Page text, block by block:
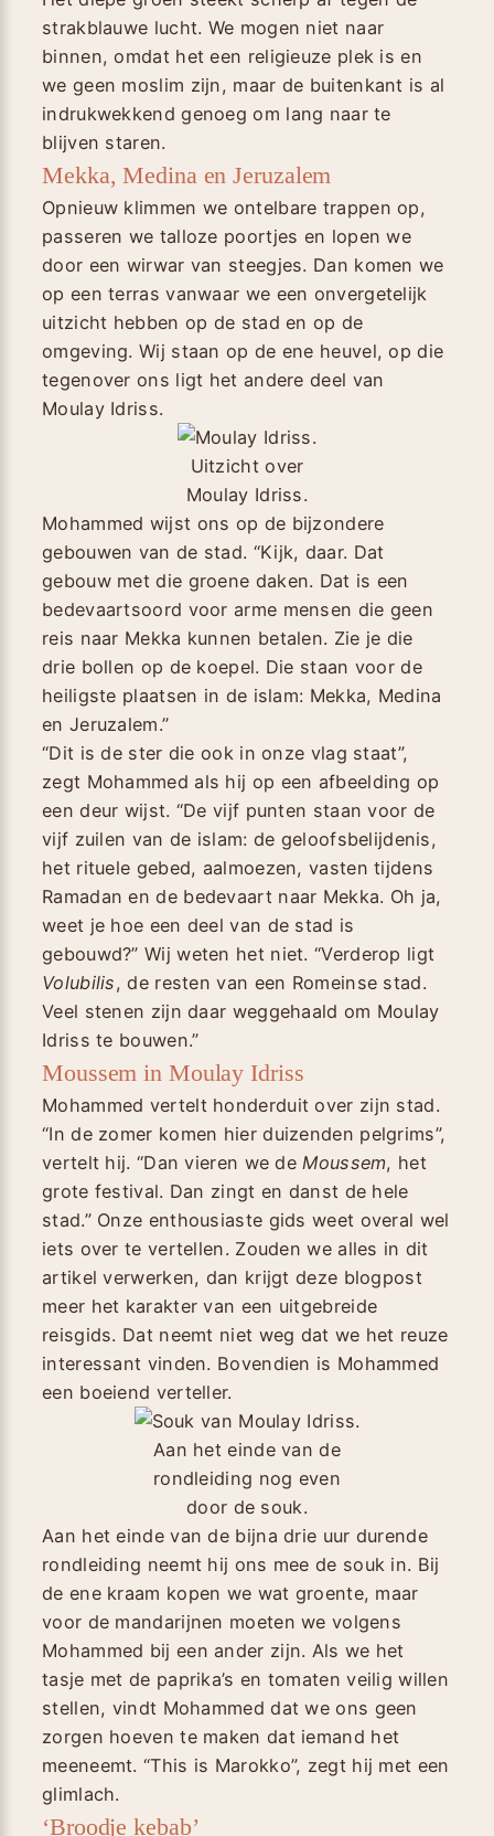
strakblauwe lucht. We mogen niet naar
binnen, omdat het een religieuze plek is en
we geen moslim zijn, maar de buitenkant is al
indrukwekkend genoeg om lang naar te
blijven staren.
Mekka, Medina en Jeruzalem
Opnieuw klimmen we ontelbare trappen op,
passeren we talloze poortjes en lopen we
door een wirwar van steegjes. Dan komen we
op een terras vanwaar we een onvergetelijk
uitzicht hebben op de stad en op de
omgeving. Wij staan op de ene heuvel, op die
tegenover ons ligt het andere deel van
Moulay Idriss.
Uitzicht over
Moulay Idriss.
Mohammed wijst ons op de bijzondere
gebouwen van de stad. “Kijk, daar. Dat
gebouw met die groene daken. Dat is een
bedevaartsoord voor arme mensen die geen
reis naar Mekka kunnen betalen. Zie je die
drie bollen op de koepel. Die staan voor de
heiligste plaatsen in de islam: Mekka, Medina
en Jeruzalem.”
“Dit is de ster die ook in onze vlag staat”,
zegt Mohammed als hij op een afbeelding op
een deur wijst. “De vijf punten staan voor de
vijf zuilen van de islam: de geloofsbelijdenis,
het rituele gebed, aalmoezen, vasten tijdens
Ramadan en de bedevaart naar Mekka. Oh ja,
weet je hoe een deel van de stad is
gebouwd?” Wij weten het niet. “Verderop ligt
Volubilis, de resten van een Romeinse stad.
Veel stenen zijn daar weggehaald om Moulay
Idriss te bouwen.”
Moussem in Moulay Idriss
Mohammed vertelt honderduit over zijn stad.
“In de zomer komen hier duizenden pelgrims”,
vertelt hij. “Dan vieren we de Moussem, het
grote festival. Dan zingt en danst de hele
stad.” Onze enthousiaste gids weet overal wel
iets over te vertellen. Zouden we alles in dit
artikel verwerken, dan krijgt deze blogpost
meer het karakter van een uitgebreide
reisgids. Dat neemt niet weg dat we het reuze
interessant vinden. Bovendien is Mohammed
een boeiend verteller.
Aan het einde van de
rondleiding nog even
door de souk.
Aan het einde van de bijna drie uur durende
rondleiding neemt hij ons mee de souk in. Bij
de ene kraam kopen we wat groente, maar
voor de mandarijnen moeten we volgens
Mohammed bij een ander zijn. Als we het
tasje met de paprika’s en tomaten veilig willen
stellen, vindt Mohammed dat we ons geen
zorgen hoeven te maken dat iemand het
meeneemt. “This is Marokko”, zegt hij met een
glimlach.
‘Broodje kebab’